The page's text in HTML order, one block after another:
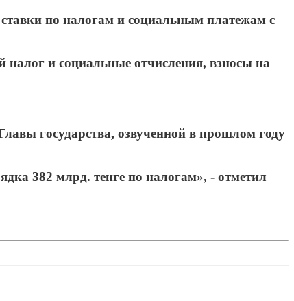
по налогам и социальным платежам с
и социальные отчисления, взносы на
государства, озвученной в прошлом году
382 млрд. тенге по налогам», - отметил